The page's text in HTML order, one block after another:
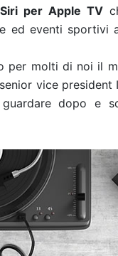
per Apple TV
ed eventi sportivi
per molti di noi il
vice president
dopo e